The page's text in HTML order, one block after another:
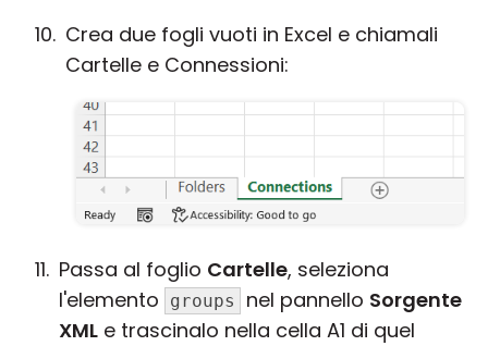
Crea due fogli vuoti in Excel e chiamali
Cartelle e Connessioni:
Passa al foglio Cartelle, seleziona
l'elemento
groups nel pannello Sorgente
XML e trascinalo nella cella A1 di quel